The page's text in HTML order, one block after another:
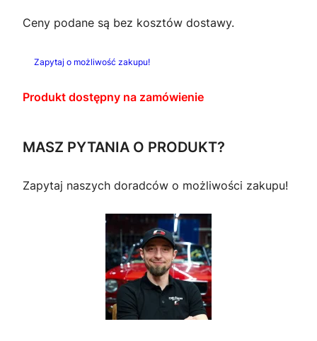
Ceny podane są bez kosztów dostawy.
Zapytaj o możliwość zakupu!
Produkt dostępny na zamówienie
MASZ PYTANIA O PRODUKT?
Zapytaj naszych doradców o możliwości zakupu!